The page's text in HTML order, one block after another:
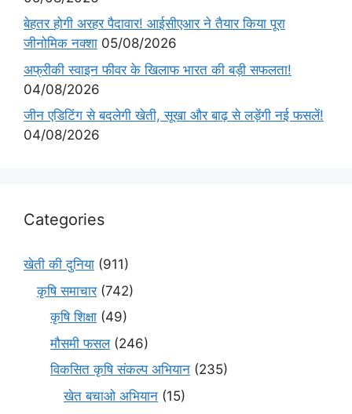
बेहतर होगी अरहर पैदावार! आईसीएआर ने तैयार किया पूरा
जीनोमिक नक्शा 05/08/2026
अफ्रीकी स्वाइन फीवर के खिलाफ भारत की बड़ी सफलता!
04/08/2026
जीन एडिटिंग से बदलेगी खेती, सूखा और बाढ़ से लड़ेंगी नई फसलें!
04/08/2026
Categories
खेती की दुनिया (911)
कृषि समाचार(742)
कृषि शिक्षा (49)
मौसमी फसल(246)
विकसित कृषि संकल्प अभियान (235)
खेत बचाओ अभियान (15)